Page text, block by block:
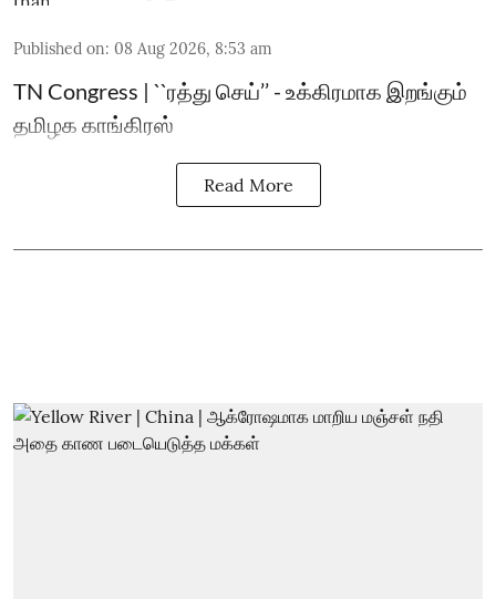
Published on: 08 Aug 2026, 8:53 am
TN Congress | ``ரத்து செய்’’ - உக்கிரமாக இறங்கும்
தமிழக காங்கிரஸ்
Read More